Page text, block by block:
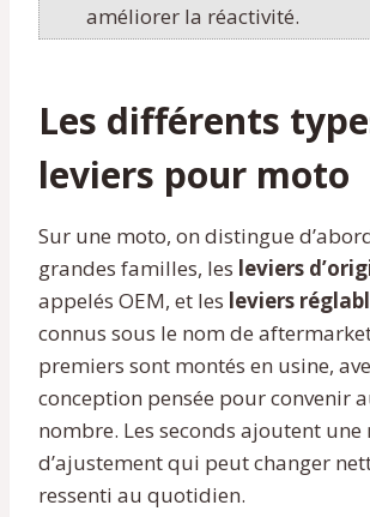
améliorer la réactivité.
Les différents
leviers pour moto
Sur une moto, on distingue
grandes familles, les leviers
appelés OEM, et les leviers
connus sous le nom de
premiers sont montés en usine,
conception pensée pour convenir
nombre. Les seconds ajoutent une
d’ajustement qui peut changer
ressenti au quotidien.